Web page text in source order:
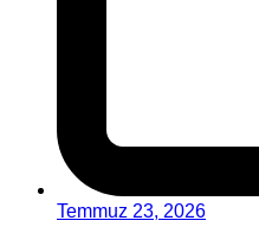
Temmuz 23, 2026